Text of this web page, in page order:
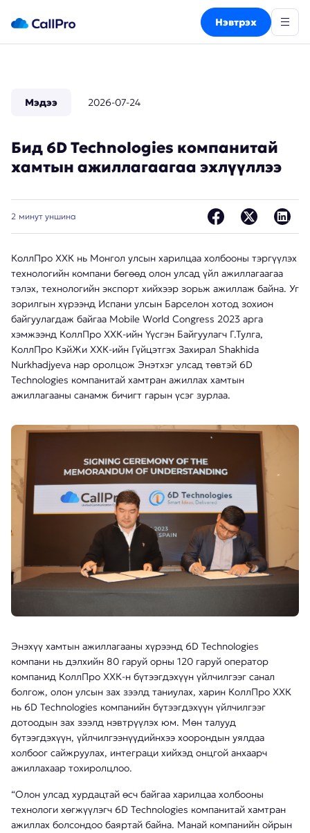
Нэвтрэх
Мэдээ 2026-07-24
Бид 6D Technologies компанитай
хамтын ажиллагаагаа эхлүүллээ
2 минут уншина
КоллПро ХХК нь Монгол улсын харилцаа холбооны тэргүүлэх
технологийн компани бөгөөд олон улсад үйл ажиллагаагаа
тэлэх, технологийн экспорт хийхээр зорьж ажиллаж байна. Уг
зорилгын хүрээнд Испани улсын Барселон хотод зохион
байгуулагдаж байгаа Mobile World Congress 2023 арга
хэмжээнд КоллПро ХХК-ийн Үүсгэн Байгуулагч Г.Тулга,
КоллПро КэйЖи ХХК-ийн Гүйцэтгэх Захирал Shakhida
Nurkhadjyeva нар оролцож Энэтхэг улсад төвтэй 6D
Technologies компанитай хамтран ажиллах хамтын
ажиллагааны санамж бичигт гарын үсэг зурлаа.
Энэхүү хамтын ажиллагааны хүрээнд 6D Technologies
компани нь дэлхийн 80 гаруй орны 120 гаруй оператор
компанид КоллПро ХХК-н бүтээгдэхүүн үйлчилгээг санал
болгож, олон улсын зах зээлд таниулах, харин КоллПро ХХК
нь 6D Technologies компанийн бүтээгдэхүүн үйлчилгээг
дотоодын зах зээлд нэвтрүүлэх юм. Мөн талууд
бүтээгдэхүүн, үйлчилгээнүүдийнхээ хоорондын уялдаа
холбоог сайжруулах, интеграци хийхэд онцгой анхаарч
ажиллахаар тохиролцлоо.
“Олон улсад хурдацтай өсч байгаа харилцаа холбооны
технологи хөгжүүлэгч 6D Technologies компанитай хамтран
ажиллах болсондоо баяртай байна. Манай компанийн ойрын